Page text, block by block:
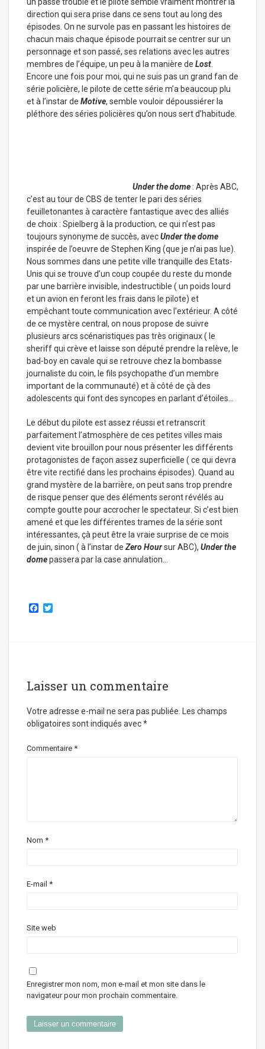
direction qui sera prise dans ce sens tout au long des
épisodes. On ne survole pas en passant les histoires de
chacun mais chaque épisode pourrait se centrer sur un
personnage et son passé, ses relations avec les autres
membres de l’équipe, un peu à la manière de Lost
Encore une fois pour moi, qui ne suis pas un grand fan de
série policière, le pilote de cette série m’a beaucoup plu
et à l’instar de Motive, semble vouloir dépoussiérer la
pléthore des séries policières qu’on nous sert d’habitude.
Under the dome : Après ABC,
c’est au tour de CBS de tenter le pari des séries
feuilletonantes à caractère fantastique avec des alliés
de choix : Spielberg à la production, ce qui n’est pas
toujours synonyme de succès, avecUnder the dome
inspirée de l’oeuvre de Stephen King (que je n’ai pas lue).
Nous sommes dans une petite ville tranquille des Etats-
Unis qui se trouve d’un coup coupée du reste du monde
par une barrière invisible, indestructible ( un poids lourd
et un avion en feront les frais dans le pilote) et
empêchant toute communication avec l’extérieur. A côté
de ce mystère central, on nous propose de suivre
plusieurs arcs scénaristiques pas très originaux ( le
sheriff qui crève et laisse son député prendre la relève, le
bad-boy en cavale qui se retrouve chez la bombasse
journaliste du coin, le fils psychopathe d’un membre
important de la communauté) et à côté de çà des
adolescents qui font des syncopes en parlant d’étoiles…
Le début du pilote est assez réussi et retranscrit
parfaitement l’atmosphère de ces petites villes mais
devient vite brouillon pour nous présenter les différents
protagonistes de façon assez superficielle ( ce qui devra
être vite rectifié dans les prochains épisodes). Quand au
grand mystère de la barrière, on peut sans trop prendre
de risque penser que des éléments seront révélés au
compte goutte pour accrocher le spectateur. Si c’est bien
amené et que les différentes trames de la série sont
intéressantes, çà peut être la vraie surprise de ce mois
de juin, sinon ( à l’instar de Zero Hoursur ABC), Under the
domepassera par la case annulation…
F
Laisser un commentaire
Votre adresse e-mail ne sera pas publiée.
Les champs
obligatoires sont indiqués avec*
Commentaire *
Nom *
E-mail *
Site web
Enregistrer mon nom, mon e-mail et mon site dans le
navigateur pour mon prochain commentaire.